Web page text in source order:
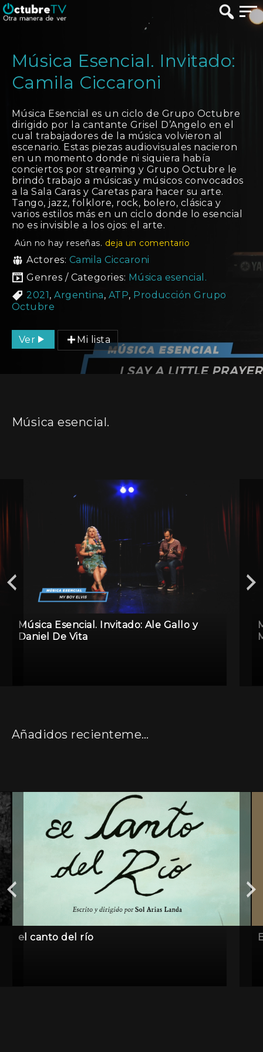
Música Esencial. Invitado:
Camila Ciccaroni
Música Esencial es un ciclo de Grupo Octubre
dirigido por la cantante Grisel D’Angelo en el
cual trabajadores de la música volvieron al
escenario. Estas piezas audiovisuales nacieron
en un momento donde ni siquiera había
conciertos por streaming y Grupo Octubre le
brindó trabajo a músicas y músicos convocados
a la Sala Caras y Caretas para hacer su arte.
Tango, jazz, folklore, rock, bolero, clásica y
varios estilos más en un ciclo donde lo esencial
no es invisible a los ojos: el arte.
Aún no hay reseñas. deja un comentario
Actores: Camila Ciccaroni
Genres / Categories: Música esencial.
2021,Argentina, ATP, Producción Grupo
Octubre
Ver Mi lista
Música esencial.
Música Esencial. Invitado: Ale Gallo y
Daniel De Vita
Añadidos recientemente
el canto del río